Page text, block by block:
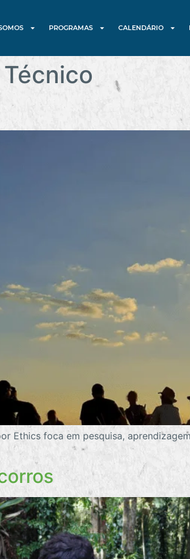
PROGRAMAS CALENDÁRIO
Ethics foca em pesquisa,